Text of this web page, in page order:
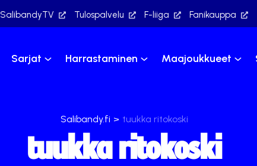
SalibandyTV Tulospalvelu F-liiga Fanikauppa
Sarjat Harrastaminen Maajoukkueet
Salibandy.fi > tuukka ritokoski
tuukka ritokoski